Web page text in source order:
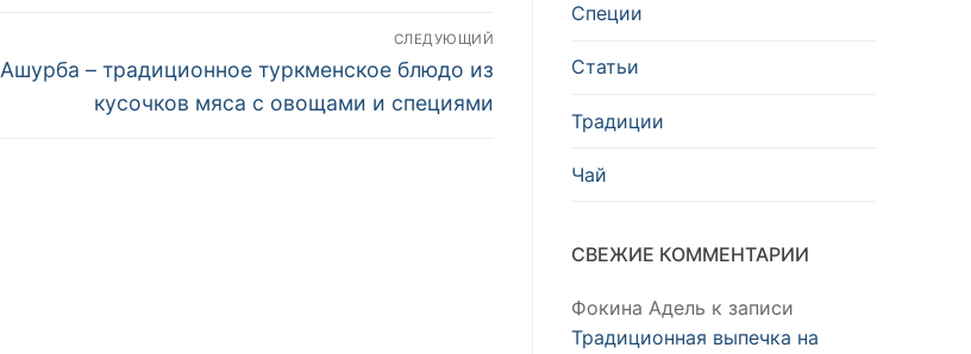
СЛЕДУЮЩИЙ
Следующая
Ашурба – традиционное туркменское блюдо из
кусочков мяса с овощами и специями
Специи
Статьи
Традиции
Чай
СВЕЖИЕ КОММЕНТАРИИ
Фокина Адель к записи
Традиционная выпечка на